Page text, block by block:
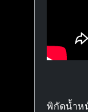
พิกัดน้ำห